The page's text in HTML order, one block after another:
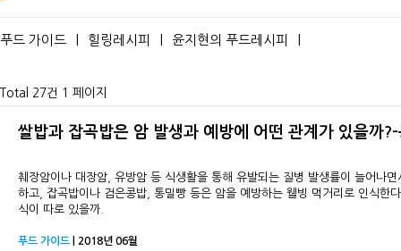
푸드 가이드 힐링레시피 윤지현의 푸드레시피
Total 27건 1 페이지
쌀밥과 잡곡밥은 암 발생과 예방에 어떤 관계가 있을까
췌장암이나 대장암, 유방암 등 식생활을 통해 유발되는 질병 발생률이 늘어나
하고, 잡곡밥이나 검은콩밥, 통밀빵 등은 암을 예방하는 웰빙 먹거리로 인식한
식이 따로 있을까.
푸드 가이드 | 2018년 06월